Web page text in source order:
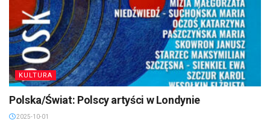
KULTURA
Polska/Świat: Polscy artyści w Londynie
2025-10-01